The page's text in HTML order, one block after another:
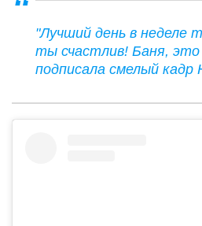
"Лучший день в неделе
ты счастлив! Баня, это
подписала смелый кадр